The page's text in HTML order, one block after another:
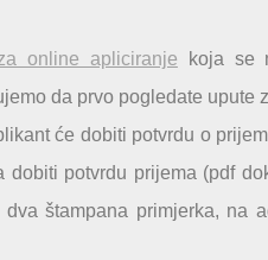
online apliciranje koja se
da prvo pogledate upute
će dobiti potvrdu o
potvrdu prijema (pdf
štampana primjerka, na